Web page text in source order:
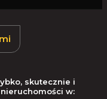
skutecznie i
w: